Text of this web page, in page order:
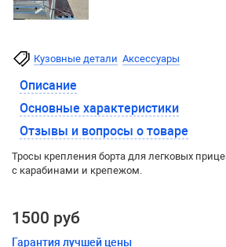
Кузовные детали Аксессуары
Описание
Основные характеристики
Отзывы и вопросы о товаре
Тросы крепления борта для легковых
с карабинами и крепежом.
1500 руб
Гарантия лучшей цены